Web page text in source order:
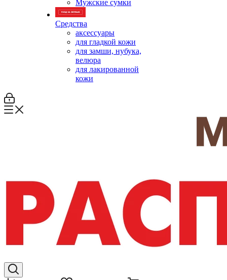
Мужские сумки
Средства
аксессуары
для гладкой кожи
для замши, нубука,
велюра
для лакированной
кожи